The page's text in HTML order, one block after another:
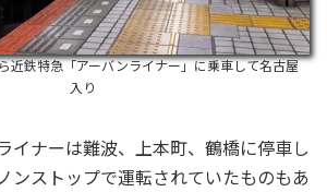
近鉄特急「アーバンライナー」に乗車して名古屋
入り
イナーは難波、上本町、鶴橋に停車し
ンストップで運転されていたものもあ